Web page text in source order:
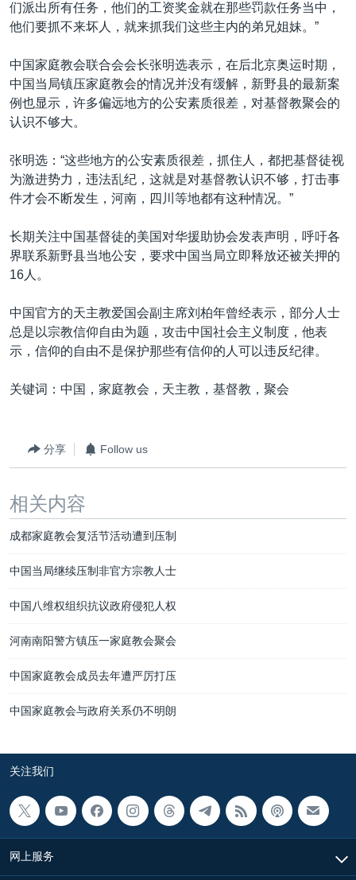
们派出所有任务，他们的工资奖金就在那些罚款任务当中，
他们要抓不来坏人，就来抓我们这些主内的弟兄姐妹。”
中国家庭教会联合会会长张明选表示，在后北京奥运时期，
中国当局镇压家庭教会的情况并没有缓解，新野县的最新案
例也显示，许多偏远地方的公安素质很差，对基督教聚会的
认识不够大。
张明选：“这些地方的公安素质很差，抓住人，都把基督徒视
为激进势力，违法乱纪，这就是对基督教认识不够，打击事
件才会不断发生，河南，四川等地都有这种情况。”
长期关注中国基督徒的美国对华援助协会发表声明，呼吁各
界联系新野县当地公安，要求中国当局立即释放还被关押的
16人。
中国官方的天主教爱国会副主席刘柏年曾经表示，部分人士
总是以宗教信仰自由为题，攻击中国社会主义制度，他表
示，信仰的自由不是保护那些有信仰的人可以违反纪律。
关键词：中国，家庭教会，天主教，基督教，聚会
分享 Follow us
相关内容
成都家庭教会复活节活动遭到压制
中国当局继续压制非官方宗教人士
中国八维权组织抗议政府侵犯人权
河南南阳警方镇压一家庭教会聚会
中国家庭教会成员去年遭严厉打压
中国家庭教会与政府关系仍不明朗
关注我们
网上服务